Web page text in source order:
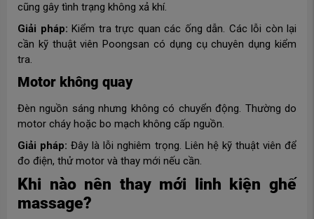
cũng gây tình trạng không xả khí.
Giải pháp: Kiểm tra trực quan các ống dẫn. Các lỗi còn lại
cần kỹ thuật viên Poongsan có dụng cụ chuyên dụng kiểm
tra.
Motor không quay
Đèn nguồn sáng nhưng không có chuyển động. Thường do
motor cháy hoặc bo mạch không cấp nguồn.
Giải pháp: Đây là lỗi nghiêm trọng. Liên hệ kỹ thuật viên để
đo điện, thử motor và thay mới nếu cần.
Khi nào nên thay mới linh kiện ghế
massage?